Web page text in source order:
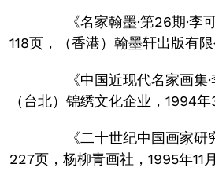
《名家翰墨·第26期·李
118页，（香港）翰墨轩出版有
《中国近现代名家画集·
（台北）锦绣文化企业，1994年
《二十世纪中国画家研
227页，杨柳青画社，1995年11月